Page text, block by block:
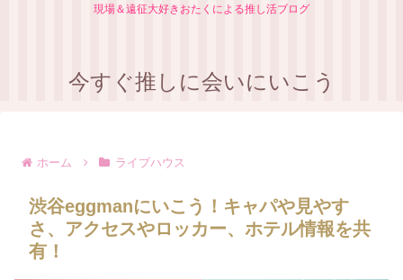
現場＆遠征大好きおたくによる推し活ブログ
今すぐ推しに会いにいこう
ホーム ライブハウス
渋谷eggmanにいこう！キャパや見やす
さ、アクセスやロッカー、ホテル情報を共
有！